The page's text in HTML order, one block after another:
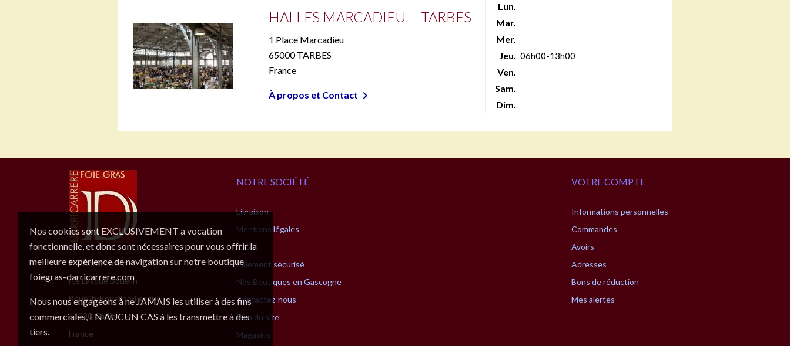
Nos cookies sont EXCLUSIVEMENT a vocation
fonctionnelle, et donc sont nécessaires pour vous offrir la
meilleure expérience de navigation sur notre boutique
foiegras-darricarrere.com
Nous nous engageons à ne JAMAIS les utiliser à des fins
commerciales, EN AUCUN CAS à les transmettre à des
tiers.
HALLES MARCADIEU -- TARBES
1 Place Marcadieu
65000 TARBES
France
À propos et Contact 
Lun.
Mar.
Mer.
Jeu. 06h00-13h00
Ven.
Sam.
Dim.
Ets Darricarrère
rte Lasque Boueilh
Boueilh-Boueilho-Lasque
64330 Garlin
France
NOTRE SOCIÉTÉ
Livraison
Mentions légales
C.G.V.
Paiement sécurisé
Nos Boutiques en Gascogne
Contactez-nous
Plan du site
Magasins
VOTRE COMPTE
Informations personnelles
Commandes
Avoirs
Adresses
Bons de réduction
Mes alertes